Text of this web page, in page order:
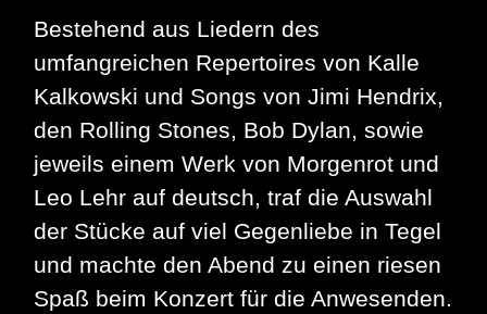
Bestehend aus Liedern des
umfangreichen Repertoires von Kalle
Kalkowski und Songs von Jimi Hendrix,
den Rolling Stones, Bob Dylan, sowie
jeweils einem Werk von Morgenrot und
Leo Lehr auf deutsch, traf die Auswahl
der Stücke auf viel Gegenliebe in Tegel
und machte den Abend zu einen riesen
Spaß beim Konzert für die Anwesenden.